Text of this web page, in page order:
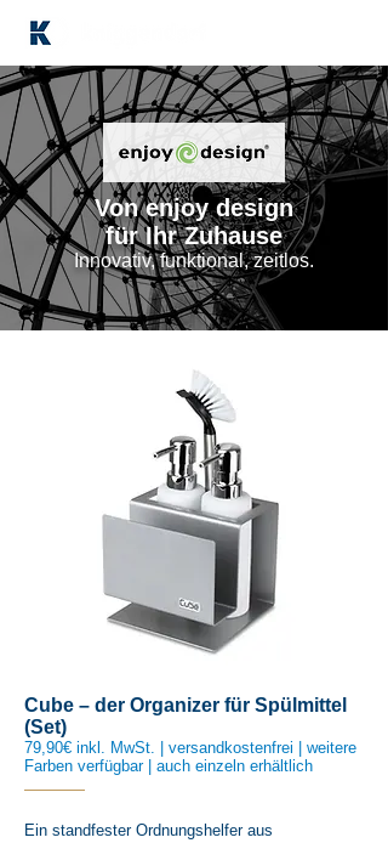
Von enjoy design
für Ihr Zuhause
Innovativ, funktional, zeitlos.
Cube – der Organizer für Spülmittel
(Set)
79,90€ inkl. MwSt. | versandkostenfrei | weitere
Farben verfügbar | auch einzeln erhältlich
Ein standfester Ordnungshelfer aus